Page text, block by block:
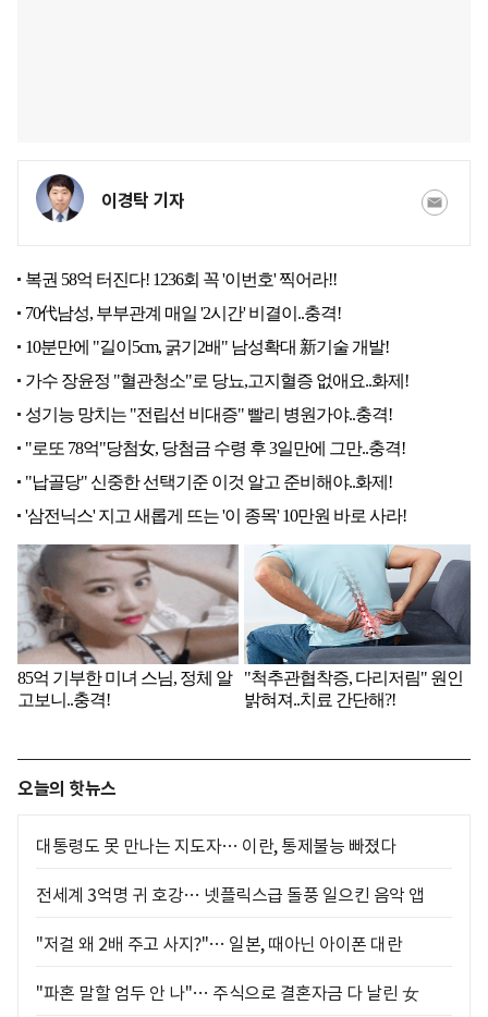
이경탁 기자
오늘의 핫뉴스
대통령도 못 만나는 지도자… 이란, 통제불능 빠졌다
전세계 3억명 귀 호강… 넷플릭스급 돌풍 일으킨 음악 앱
"저걸 왜 2배 주고 사지?"… 일본, 때아닌 아이폰 대란
"파혼 말할 엄두 안 나"… 주식으로 결혼자금 다 날린 女